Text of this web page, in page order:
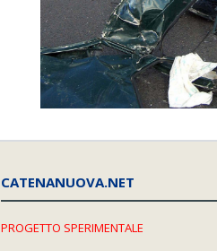
CATENANUOVA.NET
PROGETTO SPERIMENTALE